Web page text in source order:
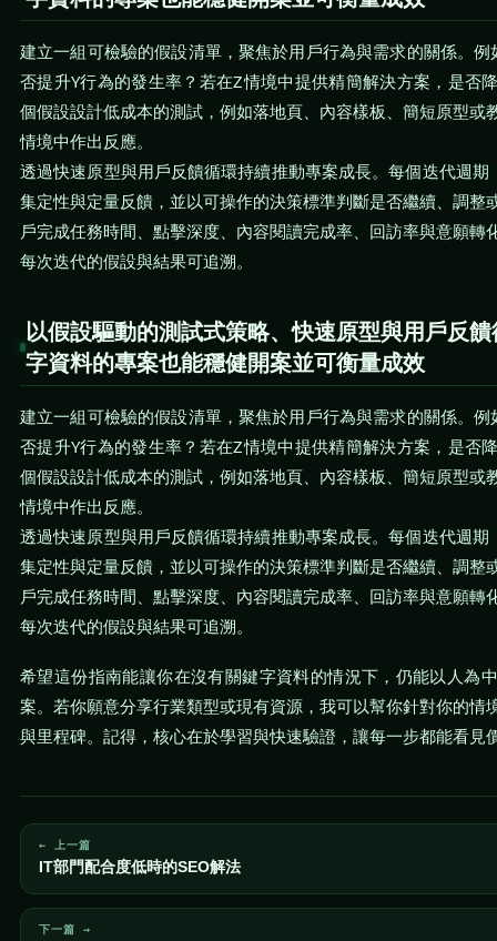
建立一組可檢驗的假設清單，聚焦於用戶行為與需求的關係。
否提升Y行為的發生率？若在Z情境中提供精簡解決方案，是否
個假設設計低成本的測試，例如落地頁、內容樣板、簡短原型或
情境中作出反應。
透過快速原型與用戶反饋循環持續推動專案成長。每個迭代週
集定性與定量反饋，並以可操作的決策標準判斷是否繼續、調整
戶完成任務時間、點擊深度、內容閱讀完成率、回訪率與意願轉
每次迭代的假設與結果可追溯。
以假設驅動的測試式策略、快速原型與用戶反
字資料的專案也能穩健開案並可衡量成效
建立一組可檢驗的假設清單，聚焦於用戶行為與需求的關係。
否提升Y行為的發生率？若在Z情境中提供精簡解決方案，是否
個假設設計低成本的測試，例如落地頁、內容樣板、簡短原型或
情境中作出反應。
透過快速原型與用戶反饋循環持續推動專案成長。每個迭代週
集定性與定量反饋，並以可操作的決策標準判斷是否繼續、調整
戶完成任務時間、點擊深度、內容閱讀完成率、回訪率與意願轉
每次迭代的假設與結果可追溯。
希望這份指南能讓你在沒有關鍵字資料的情況下，仍能以人為
案。若你願意分享行業類型或現有資源，我可以幫你針對你的情
與里程碑。記得，核心在於學習與快速驗證，讓每一步都能看見
← 上一篇
IT部門配合度低時的SEO解法
下一篇 →